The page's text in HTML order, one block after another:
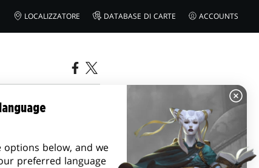
LOCALIZZATORE DATABASE DI CARTE ACCOUNTS
options below, and we
preferred language